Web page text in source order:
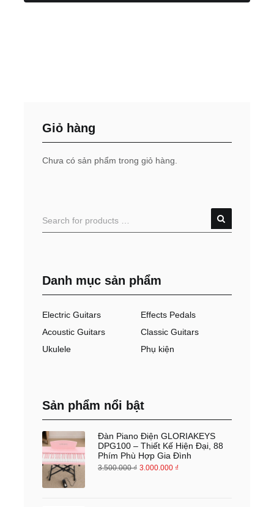
Giỏ hàng
Chưa có sản phẩm trong giỏ hàng.
Danh mục sản phẩm
Electric Guitars
Effects Pedals
Acoustic Guitars
Classic Guitars
Ukulele
Phụ kiện
Sản phẩm nổi bật
Đàn Piano Điện GLORIAKEYS
DPG100 – Thiết Kế Hiện Đại, 88
Phím Phù Hợp Gia Đình
3.500.000₫ 3.000.000 ₫